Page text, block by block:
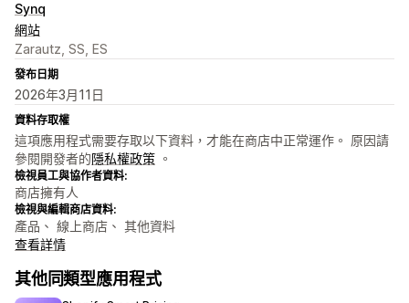
Synq
網站
Zarautz, SS, ES
發布日期
2026年3月11日
資料存取權
這項應用程式需要存取以下資料，才能在商店中正常運作。 原因請
參閱開發者的隱私權政策 。
檢視員工與協作者資料:
商店擁有人
檢視與編輯商店資料:
產品、 線上商店、 其他資料
查看詳情
其他同類型應用程式